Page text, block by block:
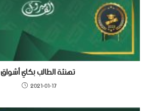
تهنئة الطالب بكاي أشواق
2021-01-17